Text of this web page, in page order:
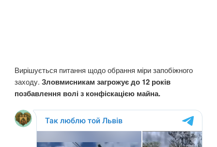
Вирішується питання щодо обрання міри запобіжного
заходу. Зловмисникам загрожує до 12 років
позбавлення волі з конфіскацією майна.